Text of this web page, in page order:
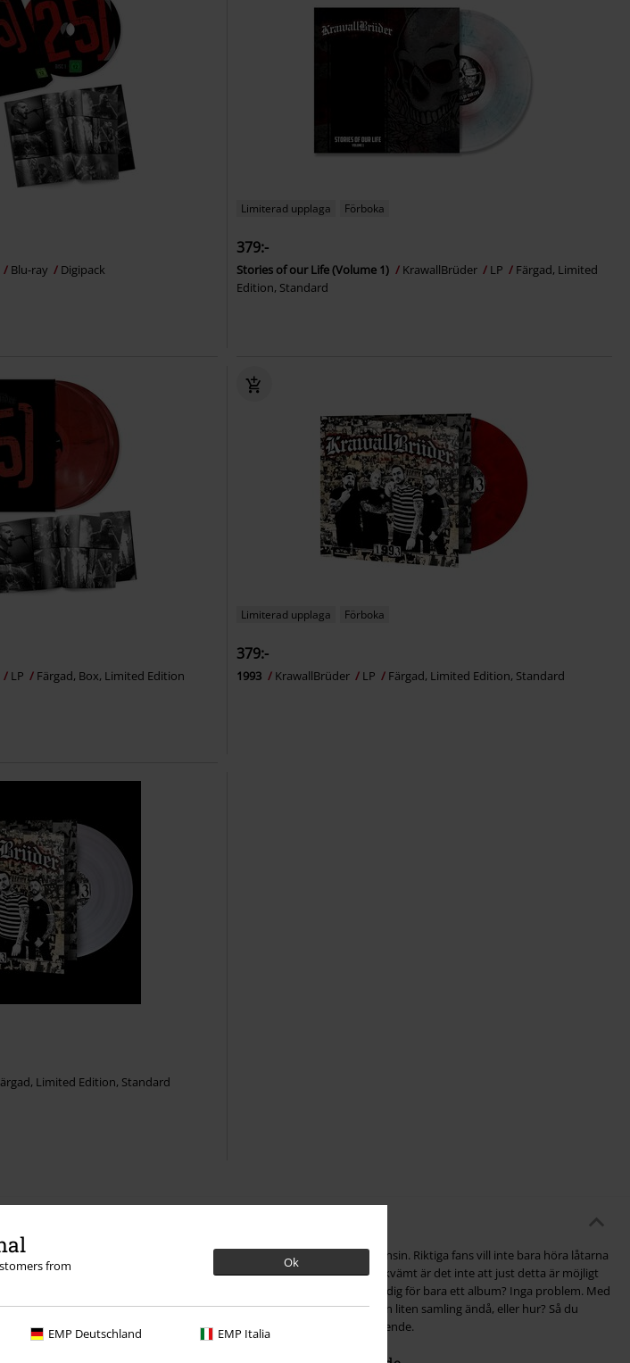
from
Ok
EMP Deutschland EMP Italia
Blu-ray Digipack
Limiterad upplaga Förboka
379:-
Stories of our Life (Volume 1) KrawallBrüder LP
Färgad, Limited
Edition, Standard
LP Färgad, Box, Limited Edition
Limiterad upplaga Förboka
379:-
1993 KrawallBrüder LP Färgad, Limited Edition, Standard
Limited Edition, Standard
CD-skivor och LP-skivor är den mest originella bandmerchen någonsin. Riktiga fans vill inte bara höra låtarna
från sina favoritband av en slump, utan snarare hylla dem. Hur bekvämt är det inte att just detta är möjligt
med varorna från vår Krawallbrüder-butik. Kan du inte bestämma dig för bara ett album? Inga problem. Med
så mycket att välja mellan är det en bra idé att lägga grunden för en liten samling ändå, eller hur? Så du
kanske kan möta din nästa konsert med lite mer lyriskt självförtroende.